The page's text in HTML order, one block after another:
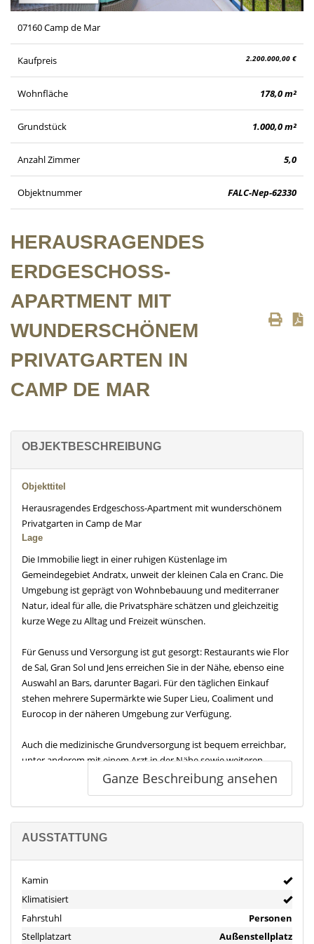
07160 Camp de Mar
Kaufpreis 2.200.000,00 €
Wohnfläche 178,0 m²
Grundstück 1.000,0 m²
Anzahl Zimmer 5,0
Objektnummer FALC-Nep-62330
HERAUSRAGENDES
ERDGESCHOSS-
APARTMENT MIT
WUNDERSCHÖNEM
PRIVATGARTEN IN
CAMP DE MAR
OBJEKTBESCHREIBUNG
Objekttitel
Herausragendes Erdgeschoss-Apartment mit wunderschönem
Privatgarten in Camp de Mar
Lage
Die Immobilie liegt in einer ruhigen Küstenlage im
Gemeindegebiet Andratx, unweit der kleinen Cala en Cranc. Die
Umgebung ist geprägt von Wohnbebauung und mediterraner
Natur, ideal für alle, die Privatsphäre schätzen und gleichzeitig
kurze Wege zu Alltag und Freizeit wünschen.
Für Genuss und Versorgung ist gut gesorgt: Restaurants wie Flor
de Sal, Gran Sol und Jens erreichen Sie in der Nähe, ebenso eine
Auswahl an Bars, darunter Bagari. Für den täglichen Einkauf
stehen mehrere Supermärkte wie Super Lieu, Coaliment und
Eurocop in der näheren Umgebung zur Verfügung.
Auch die medizinische Grundversorgung ist bequem erreichbar,
unter anderem mit einem Arzt in der Nähe sowie weiteren
Anlaufstellen wie einem centre sanitari. Wer aktiv bleiben
Poliesportiu, ein Sportcenter sowie einen Tennisclub.
Kulturangebote ergänzen das Umfeld, beispielsweise mit dem
Auditori und Sa Teulera.
Autobahnauffahrten zur Ma 1 liegen in wenigen Kilometern
Entfernung und verbinden Sie zügig mit den wichtigsten Orten
der Insel. Der Flughafen Palma de Mallorca ist je nach Verkehr in
etwa 40 bis 50 Minuten mit dem Auto erreichbar. Eine
Ganze Beschreibung ansehen
AUSSTATTUNG
Kamin
Klimatisiert
Fahrstuhl
Personen
Stellplatzart
Außenstellplatz